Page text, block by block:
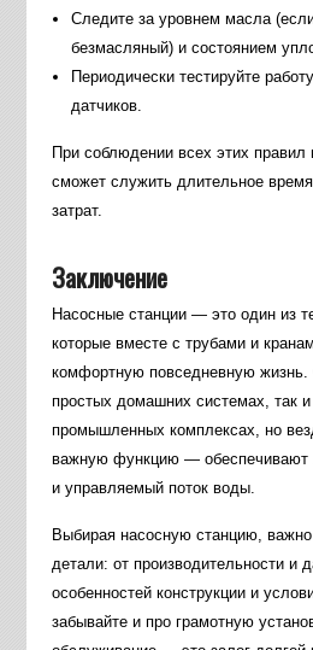
Следите за уровнем масла
безмасляный) и состоянием
Периодически тестируйте
датчиков.
При соблюдении всех этих правил
сможет служить длительное
затрат.
Заключение
Насосные станции — это один из
которые вместе с трубами и
комфортную повседневную жизнь.
простых домашних системах, так
промышленных комплексах, но
важную функцию — обеспечивают
и управляемый поток воды.
Выбирая насосную станцию,
детали: от производительности и
особенностей конструкции и
забывайте и про грамотную